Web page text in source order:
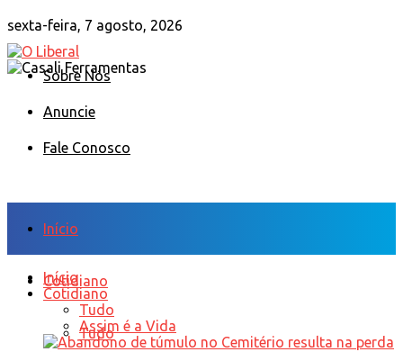
sexta-feira, 7 agosto, 2026
Sobre Nós
Anuncie
Fale Conosco
Início
Cotidiano
Tudo
Início
Cotidiano
Tudo
Assim é a Vida